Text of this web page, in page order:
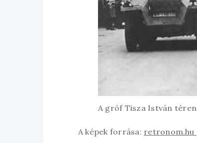
A gróf Tisza István téren
A képek forrása: retronom.hu